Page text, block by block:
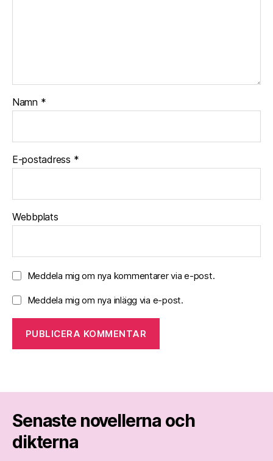
Namn *
E-postadress *
Webbplats
Meddela mig om nya kommentarer via e-post.
Meddela mig om nya inlägg via e-post.
Senaste novellerna och
dikterna